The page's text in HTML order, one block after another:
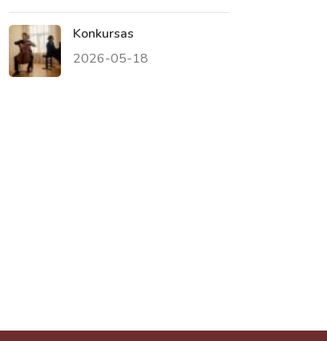
Konkursas
2026-05-18